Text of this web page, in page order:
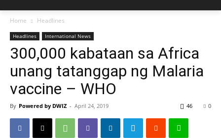
Home Headlines
Headlines International News
300,000 kabataan sa Africa
unang tatanggap ng Malaria
vaccine – WHO
By Powered by DWIZ - April 24, 2019 0
46